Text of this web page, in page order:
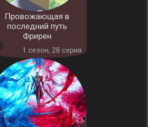
Провожающая в
последний путь
Фрирен
1 cезон, 28 серия